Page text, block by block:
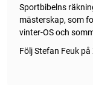
Sportbibelns
mästerskap, som
vinter-OS och
Följ Stefan Feuk på